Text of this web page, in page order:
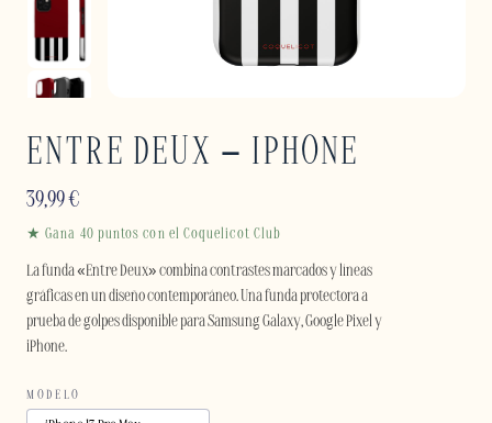
ENTRE DEUX – IPHONE
39,99€
★ Gana 40 puntos con el Coquelicot Club
La funda «Entre Deux» combina contrastes marcados y líneas
gráficas en un diseño contemporáneo. Una funda protectora a
prueba de golpes disponible para Samsung Galaxy, Google Pixel y
iPhone.
MODELO